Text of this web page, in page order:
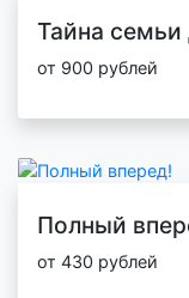
Тайна
от 900 рублей
Полный
от 430 рублей